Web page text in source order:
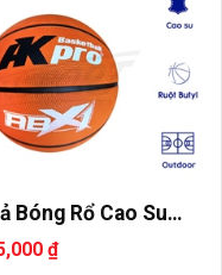
Bóng Rổ Cao Su
ABX..
₫